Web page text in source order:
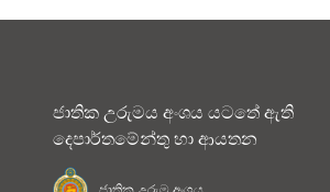
ජාතික උරුමය අංශය යටතේ ඇති
දෙපාර්තමේන්තු හා ආයතන
ජාතික උරුම අංශය